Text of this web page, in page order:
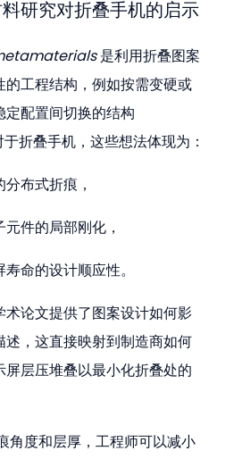
研究对折叠手机的启示
是利用折叠图案
的工程结构，例如按需变硬或
配置间切换的结构
折叠手机，这些想法体现为：
布式折痕，
件的局部刚化，
命的设计顺应性。
术论文提供了图案设计如何影
述，这直接映射到制造商如何
层压堆叠以最小化折叠处的
角度和层厚，工程师可以减小